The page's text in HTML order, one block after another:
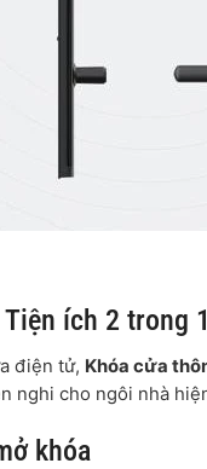
ích 2 trong 1
điện tử, Khóa cửa
nghi cho ngôi nhà
khóa